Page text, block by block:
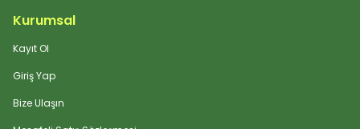
Kurumsal
Kayıt Ol
Giriş Yap
Bize Ulaşın